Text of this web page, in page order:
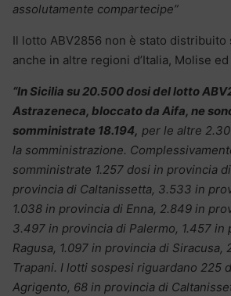
assolutamente compartecipe”
Il lotto ABV2856 non è stato distribuito
anche in altre regioni d’Italia, Molise ed
“In Sicilia su 20.500 dosi del lotto
Astrazeneca, bloccato da Aifa, ne
somministrate 18.194, per le altre
la somministrazione.
somministrate 1.257 dosi in provincia
provincia di Caltanissetta, 3.533 in
1.038 in provincia di Enna, 2.849 in
3.497 in provincia di Palermo, 1.457 in
Ragusa, 1.097 in provincia di Siracusa,
Trapani. I lotti sospesi riguardano 225
Agrigento, 68 in provincia di